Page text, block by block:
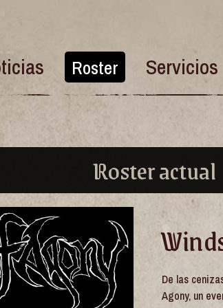
Roster Servicios
Roster actual
De las
Agony, un